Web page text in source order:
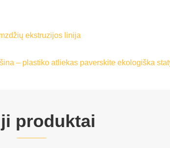
ekstruzijos linija
– plastiko atliekas paverskite ekologiška
produktai